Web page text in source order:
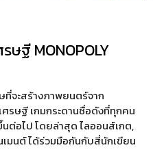
ษฐี MONOPOLY
จะสร้างภาพยนตร์จาก
รษฐี เกมกระดานชื่อดังที่ทุกคน
ต่อไป โดยล่าสุด ไลออนส์เกต,
เมนต์ ได้ร่วมมือกันกับสี่นักเขียน